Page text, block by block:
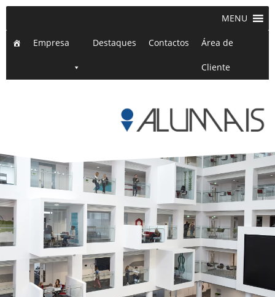
MENU
Empresa Destaques Contactos Área de
Cliente